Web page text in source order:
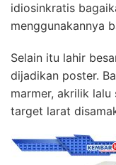
idiosinkratis
menggunakannya
Selain itu lahir
dijadikan poster.
marmer, akrilik lalu
target larat